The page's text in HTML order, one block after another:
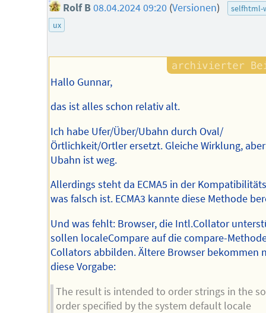
Rolf B08.04.2024 09:20 (Versionen)
selfhtml-
ux
Hallo Gunnar,
das ist alles schon relativ alt.
Ich habe Ufer/Über/Ubahn durch Oval/
Örtlichkeit/Ortler ersetzt. Gleiche Wirklung,
Ubahn ist weg.
Allerdings steht da ECMA5 in der
was falsch ist. ECMA3 kannte diese Methode
Und was fehlt: Browser, die Intl.Collator
sollen localeCompare auf die compare-
Collators abbilden. Ältere Browser bekommen
diese Vorgabe:
The result is intended to order strings in the
order specified by the system default locale